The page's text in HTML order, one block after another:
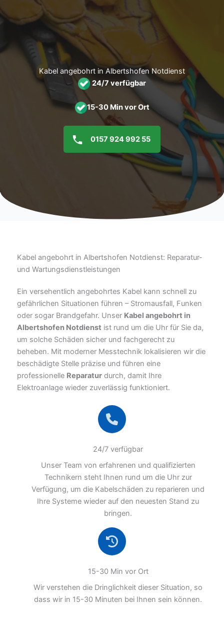
Inhalt
Kabel angebohrt in Albertshofen Notdienst
24/7 verfügbar
15-30 Min vor Ort
0157 924 992 55
Kabel angebohrt in Albertshofen Notdienst: Reparatur-
und Wartungsdienstleistungen
Ein versehentlich angebohrtes Kabel kann schnell zu
gefährlichen Situationen führen – Stromausfall, Funken
oder sogar Brandgefahr. Unser Kabel angebohrt in
Albertshofen Notdienst ist rund um die Uhr für Sie da,
um solche Schäden sicher und fachgerecht zu
beheben. Mit moderner Messtechnik lokalisieren wir die
beschädigte Stelle präzise und führen eine
professionelle Reparatur durch, damit Ihre
Elektroanlage wieder zuverlässig funktioniert.
24/7 verfügbar
Unser Team von erfahrenen und qualifizierten
Technikern steht Ihnen rund um die Uhr zur
Verfügung, um die Kabelschäden zu reparieren und
Ihre Systeme wieder auf den neuesten Stand zu
bringen.
15-30 Min vor Ort
Wir verstehen die Dringlichkeit dieser Situation, so
dass wir in 15-30 Minuten bei Ihnen sein können.